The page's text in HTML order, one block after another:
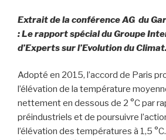
Extrait de la conférence AG du
: Le rapport spécial du Groupe
d’Experts sur l’Evolution du Climat.
Adopté en 2015, l’accord de Paris
l’élévation de la température
nettement en dessous de 2 °C par
préindustriels et de poursuivre
l’élévation des températures à 1,5 °C.